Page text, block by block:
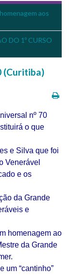
aos
DO 1º CURSO
(Curitiba)
nº 70
o que
e Silva que foi
Venerável
e os
da Grande
e
homenagem ao
da Grande
um “cantinho”